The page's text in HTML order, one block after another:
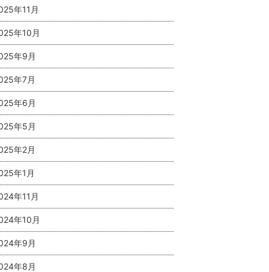
年11月
年10月
年9月
年7月
年6月
年5月
年2月
年1月
年11月
年10月
年9月
年8月